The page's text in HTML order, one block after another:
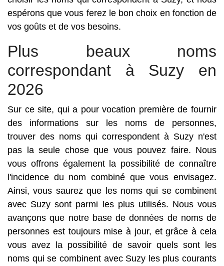
espérons que vous ferez le bon choix en fonction de
vos goûts et de vos besoins.
Plus beaux noms
correspondant à Suzy en
2026
Sur ce site, qui a pour vocation première de fournir
des informations sur les noms de personnes,
trouver des noms qui correspondent à Suzy n'est
pas la seule chose que vous pouvez faire. Nous
vous offrons également la possibilité de connaître
l'incidence du nom combiné que vous envisagez.
Ainsi, vous saurez que les noms qui se combinent
avec Suzy sont parmi les plus utilisés. Nous vous
avançons que notre base de données de noms de
personnes est toujours mise à jour, et grâce à cela
vous avez la possibilité de savoir quels sont les
noms qui se combinent avec Suzy les plus courants